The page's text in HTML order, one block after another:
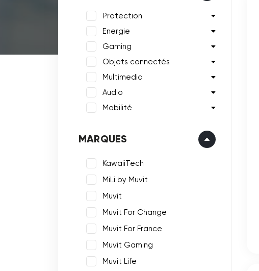
Protection
Energie
Gaming
Objets connectés
Multimedia
Audio
Mobilité
MARQUES
KawaiiTech
MiLi by Muvit
Muvit
Muvit For Change
Muvit For France
Muvit Gaming
Muvit Life